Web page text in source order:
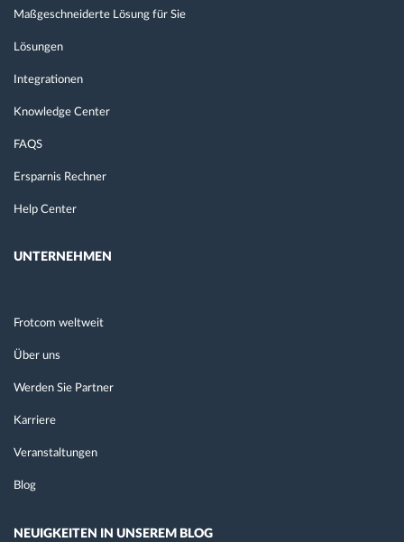
Maßgeschneiderte Lösung für Sie
Lösungen
Integrationen
Knowledge Center
FAQS
Ersparnis Rechner
Help Center
UNTERNEHMEN
Frotcom weltweit
Über uns
Werden Sie Partner
Karriere
Veranstaltungen
Blog
NEUIGKEITEN IN UNSEREM BLOG